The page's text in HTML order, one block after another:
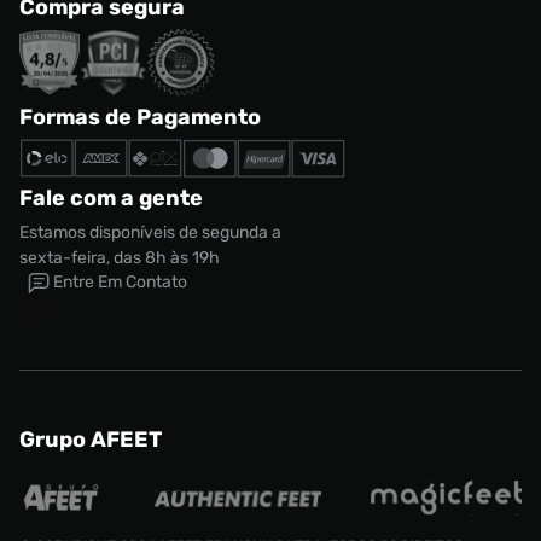
Compra segura
Formas de Pagamento
Fale com a gente
Estamos disponíveis de segunda a
sexta-feira, das 8h às 19h
Entre Em Contato
Grupo AFEET